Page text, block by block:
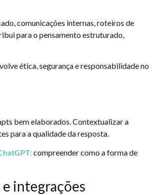
comunicações internas, roteiros de
para o pensamento estruturado,
ética, segurança e responsabilidade no
bem elaborados. Contextualizar a
para a qualidade da resposta.
:compreender como a forma de
integrações